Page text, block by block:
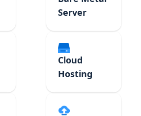
Server
Cloud
Hosting